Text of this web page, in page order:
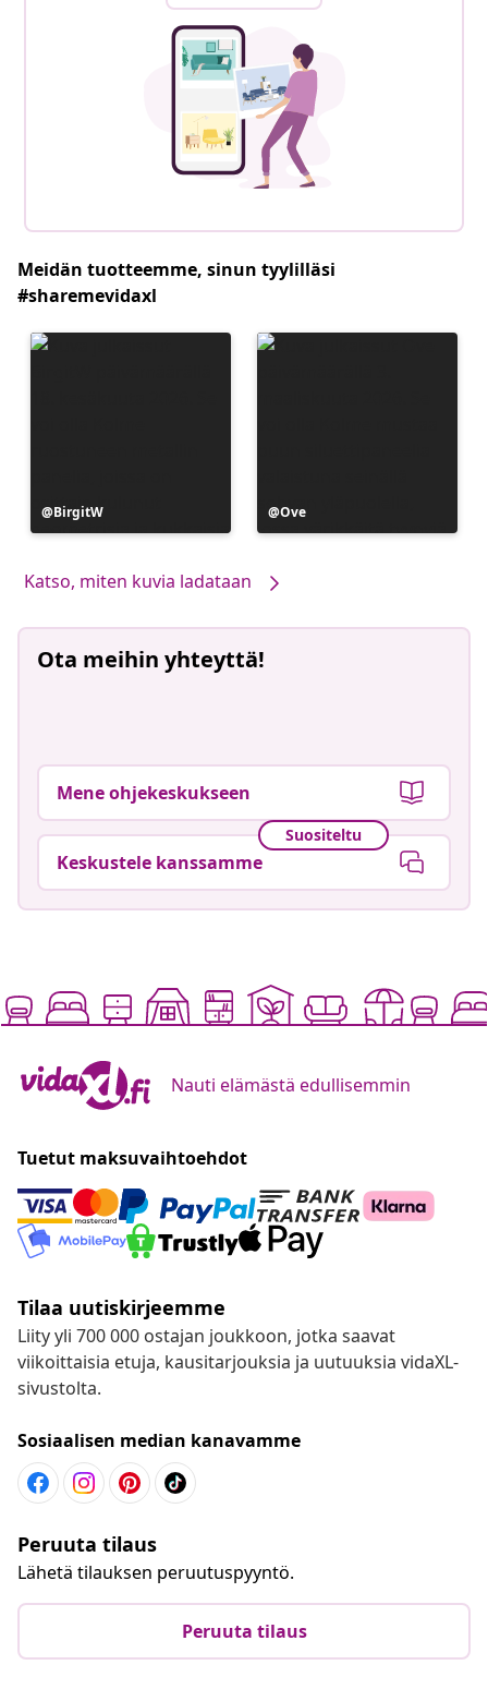
Meidän tuotteemme, sinun tyylilläsi
#sharemevidaxl
Julkaissut
BirgitW Julkaissut
Ove
Katso, miten kuvia ladataan
Ota meihin yhteyttä!
Mene ohjekeskukseen
Suositeltu
Keskustele kanssamme
Nauti elämästä edullisemmin
Tuetut maksuvaihtoehdot
Tilaa uutiskirjeemme
Liity yli 700 000 ostajan joukkoon, jotka saavat
viikoittaisia etuja, kausitarjouksia ja uutuuksia vidaXL-
sivustolta.
Sosiaalisen median kanavamme
Peruuta tilaus
Lähetä tilauksen peruutuspyyntö.
Peruuta tilaus